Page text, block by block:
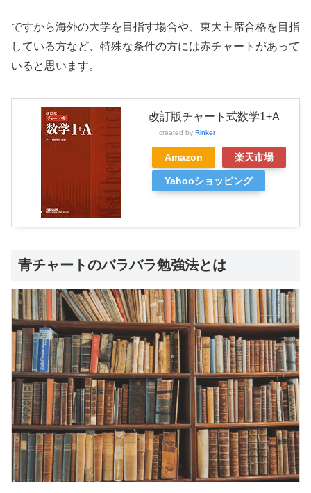
ですから海外の大学を目指す場合や、東大主席合格を目指
している方など、特殊な条件の方には赤チャートがあって
いると思います。
改訂版チャート式数学1+A
created by Rinker
Amazon 楽天市場
Yahooショッピング
青チャートのバラバラ勉強法とは